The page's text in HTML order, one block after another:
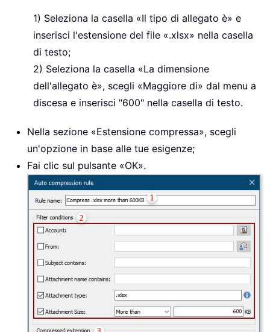
1) Seleziona la casella «Il tipo di allegato è» e
inserisci l'estensione del file «.xlsx» nella casella
di testo;
2) Seleziona la casella «La dimensione
dell'allegato è», scegli «Maggiore di» dal menu a
discesa e inserisci "600" nella casella di testo.
Nella sezione «Estensione compressa», scegli
un'opzione in base alle tue esigenze;
Fai clic sul pulsante «OK».